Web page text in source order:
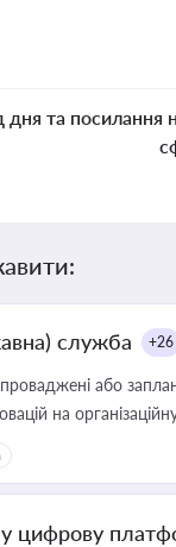
та посилання
служба +26
або
на
цифрову